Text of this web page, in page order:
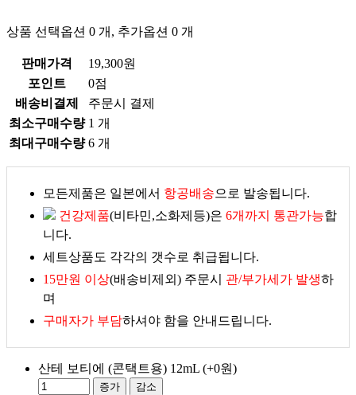
상품 선택옵션 0 개, 추가옵션 0 개
판매가격
19,300원
포인트
0점
배송비결제
주문시 결제
최소구매수량 1 개
최대구매수량 6 개
모든제품은 일본에서 항공배송으로 발송됩니다.
건강제품(비타민,소화제등)은 6개까지 통관가능합
니다.
세트상품도 각각의 갯수로 취급됩니다.
15만원 이상(배송비제외) 주문시 관/부가세가 발생하
며
구매자가 부담하셔야 함을 안내드립니다.
산테 보티에 (콘택트용) 12mL (+0원)
증가 감소